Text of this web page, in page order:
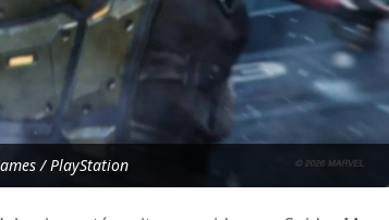
/ PlayStation